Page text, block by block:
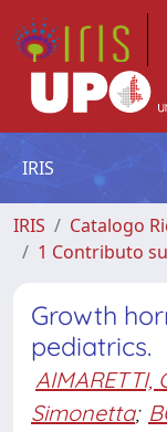
IRIS
IRIS
Catalogo
1 Contributo
Growth
pediatrics.
AIMARETTI,
Simonetta;